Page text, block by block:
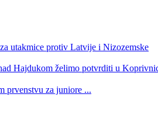
Cup Final
utakmice protiv Latvije i Nizozemske
Hajdukom želimo potvrditi u Koprivnici
za juniore ...